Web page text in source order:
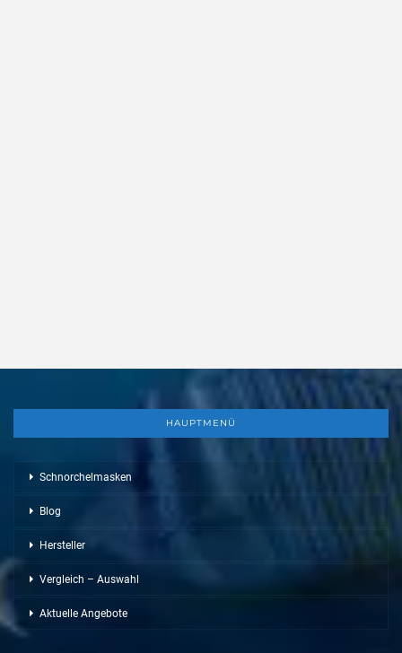
HAUPTMENÜ
Schnorchelmasken
Blog
Hersteller
Vergleich – Auswahl
Aktuelle Angebote